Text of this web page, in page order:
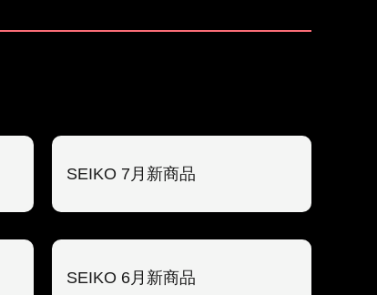
SEIKO 7月新商品
SEIKO 6月新商品